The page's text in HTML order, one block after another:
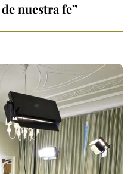
nuestra fe”